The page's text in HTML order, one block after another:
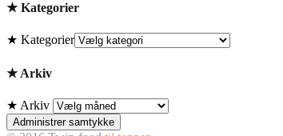
★ Kategorier
★ Kategorier
★ Arkiv
★ Arkiv
Administrer samtykke